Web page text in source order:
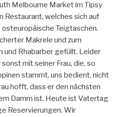
Melbourne Market im Tipsy
Restaurant, welches sich auf
Teigtaschen.
Makrele und zum
und Rhabarber gefüllt. Leider
mit seiner Frau, die, so
stammt, uns bedient, nicht
hofft, dass er den nächsten
Damm ist. Heute ist Vatertag
Reservierungen. Wir